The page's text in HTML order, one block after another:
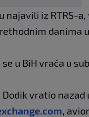
najavili iz RTRS-
danima
u BiH vraća u
vratio nazad
,